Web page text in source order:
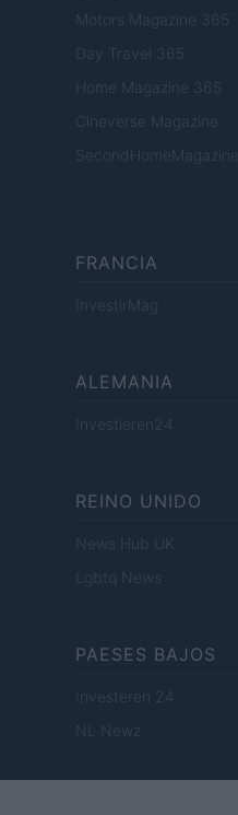
Motors Magazine 365
Day Travel 365
Home Magazine 365
Cineverse Magazine
SecondHomeMagazine
FRANCIA
InvestirMag
ALEMANIA
Investieren24
REINO UNIDO
News Hub UK
Lgbtq News
PAESES BAJOS
Investeren 24
NL Newz